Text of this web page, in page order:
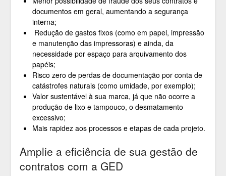
documentos em geral, aumentando a segurança
interna;
Redução de gastos fixos (como em papel, impressão
e manutenção das impressoras) e ainda, da
necessidade por espaço para arquivamento dos
papéis;
Risco zero de perdas de documentação por conta de
catástrofes naturais (como umidade, por exemplo);
Valor sustentável à sua marca, já que não ocorre a
produção de lixo e tampouco, o desmatamento
excessivo;
Mais rapidez aos processos e etapas de cada projeto.
Amplie a eficiência de sua gestão de
contratos com a GED